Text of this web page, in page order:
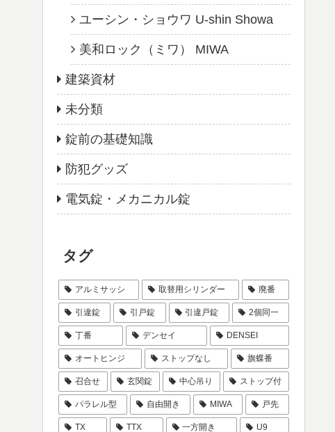
ユーシン・ショウワ U-shin Showa
美和ロック（ミワ） MIWA
建築資材
未分類
錠前の基礎知識
防犯グッズ
電気錠・メカニカル錠
タグ
アルミサッシ 取替用シリンダー 廃番
引違錠 引戸錠 引違戸錠 2個同一
丁番 デンセイ DENSEI
オートヒンジ ストップなし 旗蝶番
召合せ 玄関錠 中心吊り ストップ付
パラレル型 自由開き MIWA 戸先
TX TTX 一方開き U9